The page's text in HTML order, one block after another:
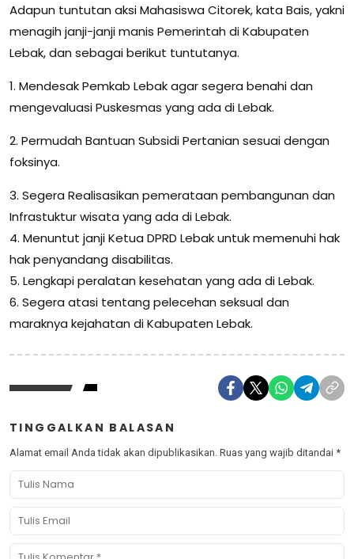
Adapun tuntutan aksi Mahasiswa Citorek, kata Bais, yakni
menagih janji-janji manis Pemerintah di Kabupaten
Lebak, dan sebagai berikut tuntutanya.
1. Mendesak Pemkab Lebak agar segera benahi dan
mengevaluasi Puskesmas yang ada di Lebak.
2. Permudah Bantuan Subsidi Pertanian sesuai dengan
foksinya.
3. Segera Realisasikan pemerataan pembangunan dan
Infrastuktur wisata yang ada di Lebak.
4. Menuntut janji Ketua DPRD Lebak untuk memenuhi hak
hak penyandang disabilitas.
5. Lengkapi peralatan kesehatan yang ada di Lebak.
6. Segera atasi tentang pelecehan seksual dan
maraknya kejahatan di Kabupaten Lebak.
TINGGALKAN BALASAN
Alamat email Anda tidak akan dipublikasikan. Ruas yang wajib ditandai *